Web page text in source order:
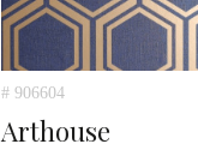
# 906604
Arthouse